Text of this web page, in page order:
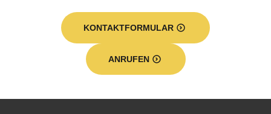
KONTAKTFORMULAR
ANRUFEN